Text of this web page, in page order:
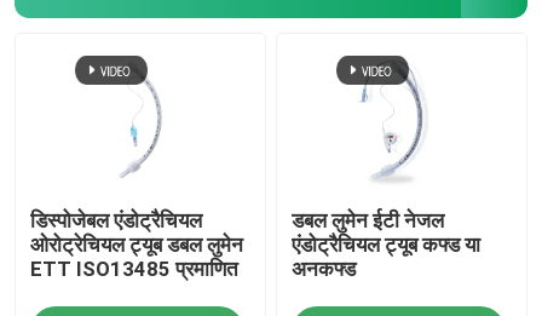
डिस्पोजेबल एंडोट्रैचियल
ओरोट्रेचियल ट्यूब डबल लुमेन
ETT ISO13485 प्रमाणित
डबल लुमेन ईटी नेजल
एंडोट्रैचियल ट्यूब कफ्ड या
अनकफ्ड